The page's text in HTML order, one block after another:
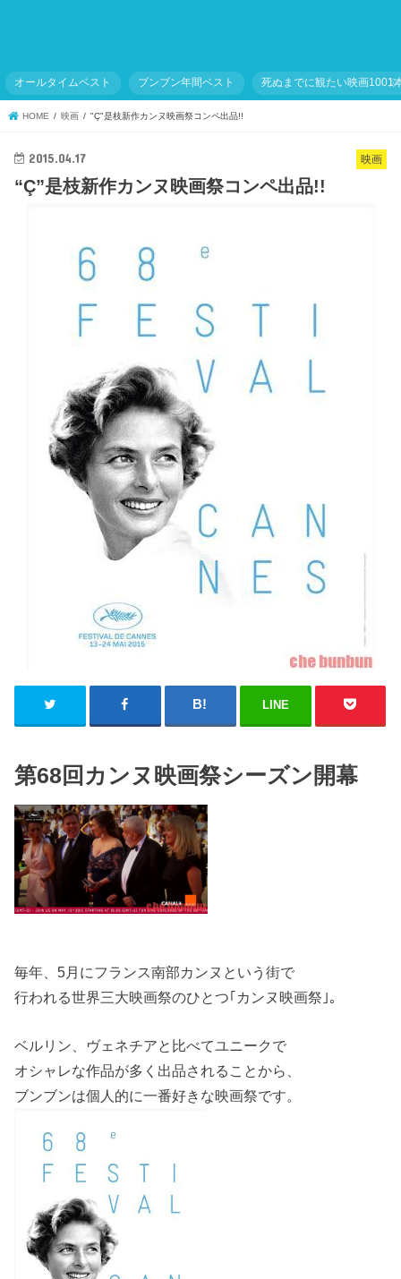
オールタイムベスト ブンブン年間ベスト 死ぬまでに観たい映画1001
HOME 映画 "Ç"是枝新作カンヌ映画祭コンペ出品!!
映画
2015.04.17
“Ç”是枝新作カンヌ映画祭コンペ出品!!
LINE
第68回カンヌ映画祭シーズン開幕
毎年、5月にフランス南部カンヌという街で
行われる世界三大映画祭のひとつ｢カンヌ映画祭｣。
ベルリン、ヴェネチアと比べてユニークで
オシャレな作品が多く出品されることから、
ブンブンは個人的に一番好きな映画祭です。